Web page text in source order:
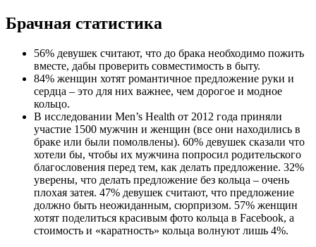
Брачная статистика
56% девушек считают, что до брака необходимо пожить
вместе, дабы проверить совместимость в быту.
84% женщин хотят романтичное предложение руки и
сердца – это для них важнее, чем дорогое и модное
кольцо.
В исследовании Men’s Health от 2012 года приняли
участие 1500 мужчин и женщин (все они находились в
браке или были помолвлены). 60% девушек сказали что
хотели бы, чтобы их мужчина попросил родительского
благословения перед тем, как делать предложение. 32%
уверены, что делать предложение без кольца – очень
плохая затея. 47% девушек считают, что предложение
должно быть неожиданным, сюрпризом. 57% женщин
хотят поделиться красивым фото кольца в Facebook, а
стоимость и «каратность» кольца волнуют лишь 4%.